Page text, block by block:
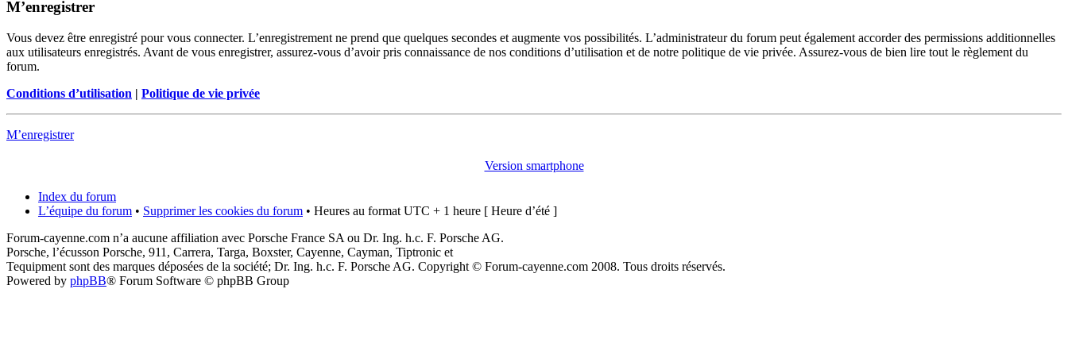
M’enregistrer
Vous devez être enregistré pour vous connecter. L’enregistrement ne prend que quelques secondes et augmente vos possibilités. L’administrateur du forum peut également accorder des permissions additionnelles
aux utilisateurs enregistrés. Avant de vous enregistrer, assurez-vous d’avoir pris connaissance de nos conditions d’utilisation et de notre politique de vie privée. Assurez-vous de bien lire tout le règlement du
forum.
Conditions d’utilisation | Politique de vie privée
M’enregistrer
Version smartphone
Index du forum
L’équipe du forum • Supprimer les cookies du forum • Heures au format UTC + 1 heure [ Heure d’été ]
Forum-cayenne.com n’a aucune affiliation avec Porsche France SA ou Dr. Ing. h.c. F. Porsche AG.
Porsche, l’écusson Porsche, 911, Carrera, Targa, Boxster, Cayenne, Cayman, Tiptronic et
Tequipment sont des marques déposées de la société; Dr. Ing. h.c. F. Porsche AG. Copyright © Forum-cayenne.com 2008. Tous droits réservés.
Powered by phpBB® Forum Software © phpBB Group